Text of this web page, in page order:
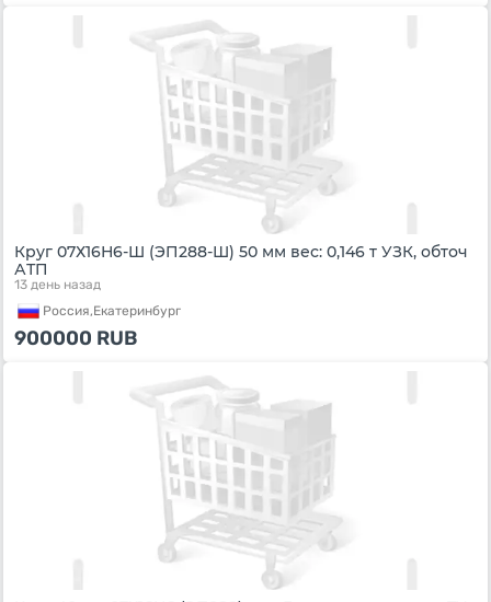
Круг 07Х16Н6-Ш (ЭП288-Ш) 50 мм вес: 0,146 т УЗК, обточ
АТП
13 день назад
Россия,Екатеринбург
900000 RUB